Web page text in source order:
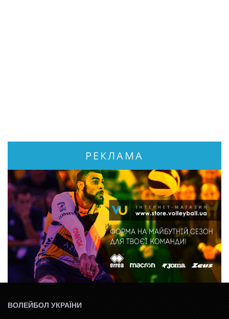
РЕКЛАМА
ВОЛЕЙБОЛ УКРАЇНИ